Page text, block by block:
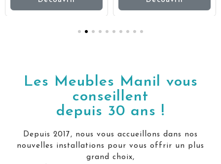
Les Meubles Manil vous
conseillent
depuis 30 ans !
Depuis 2017, nous vous accueillons dans nos
nouvelles installations pour vous offrir un plus
grand choix,